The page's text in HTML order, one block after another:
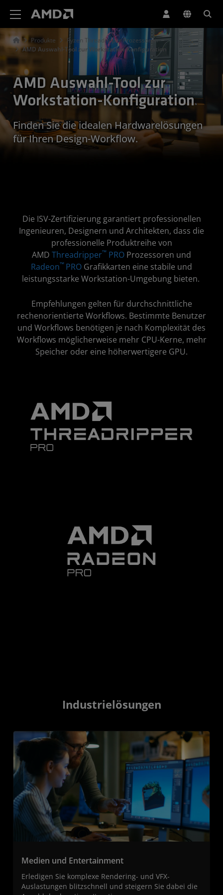
Produkte
Ryzen Threadripper Prozessoren
AMD Auswahl-Tool zur Workstation-Konfiguration
AMD Auswahl-Tool zur
Workstation-Konfiguration
Finden Sie die idealen Hardwarelösungen
für Ihren Design-Workflow.
Die ISV-Zertifizierung garantiert professionellen
Ingenieuren, Designern und Architekten, dass die
professionelle Produktreihe von
AMD Threadripper™ PRO Prozessoren und
Radeon™ PRO Grafikkarten eine stabile und
leistungsstarke Workstation-Umgebung bieten.
Empfehlungen gelten für durchschnittliche
rechenorientierte Workflows. Bestimmte Benutzer
und Workflows benötigen je nach Komplexität des
Workflows möglicherweise mehr CPU-Kerne, mehr
Speicher oder eine höherwertigere GPU.
Industrielösungen
Medien und Entertainment
Erledigen Sie komplexe Rendering- und VFX-
Auslastungen blitzschnell und steigern Sie dabei die